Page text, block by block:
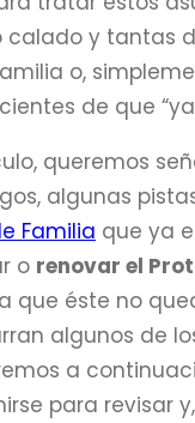
calado y tantas
o,
de que
queremos
algunas
Familia que ya
o renovar el
que éste no
algunos de
a
para revisar